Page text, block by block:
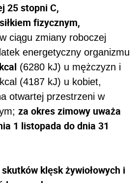
25 stopni C,
fizycznym,
ciągu zmiany roboczej
energetyczny organizmu
(6280 kJ) u mężczyzn i
(4187 kJ) u kobiet,
otwartej przestrzeni w
za okres zimowy uważa
1 listopada do dnia 31
klęsk żywiołowych i